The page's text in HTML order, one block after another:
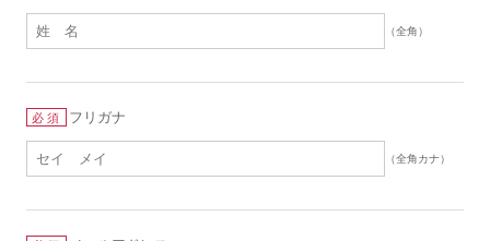
（全角）
必須 フリガナ
（全角カナ）